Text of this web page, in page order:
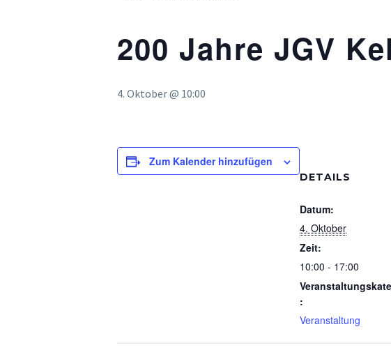
200 Jahre JGV
4. Oktober @ 10:00
Zum Kalender hinzufügen
DETAILS
Datum:
4. Oktober
Zeit:
10:00 - 17:00
:
Veranstaltung